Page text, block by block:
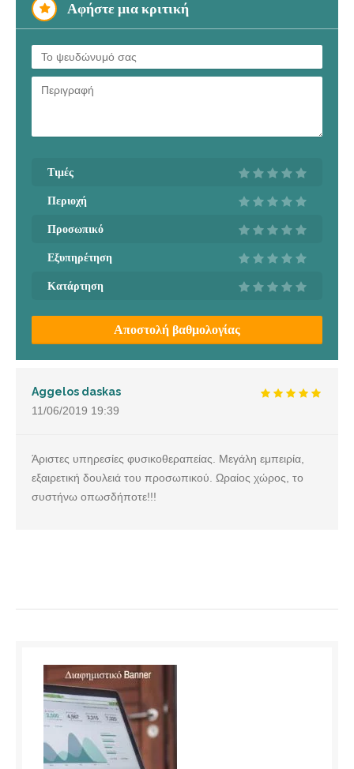
Αφήστε μια κριτική
Τιμές
Περιοχή
Προσωπικό
Εξυπηρέτηση
Κατάρτηση
Αποστολή βαθμολογίας
Aggelos daskas
11/06/2019 19:39
Άριστες υπηρεσίες φυσικοθεραπείας. Μεγάλη εμπειρία,
εξαιρετική δουλειά του προσωπικού. Ωραίος χώρος, το
συστήνω οπωσδήποτε!!!